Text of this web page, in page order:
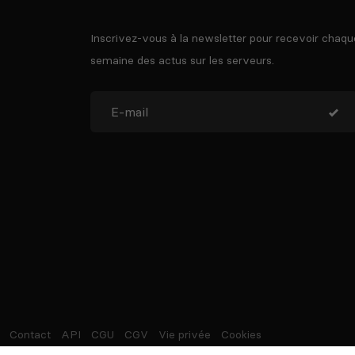
Inscrivez-vous à la newsletter pour recevoir
semaine des actus sur les serveurs.
Contact API CGU CGV Vie privée Cookies